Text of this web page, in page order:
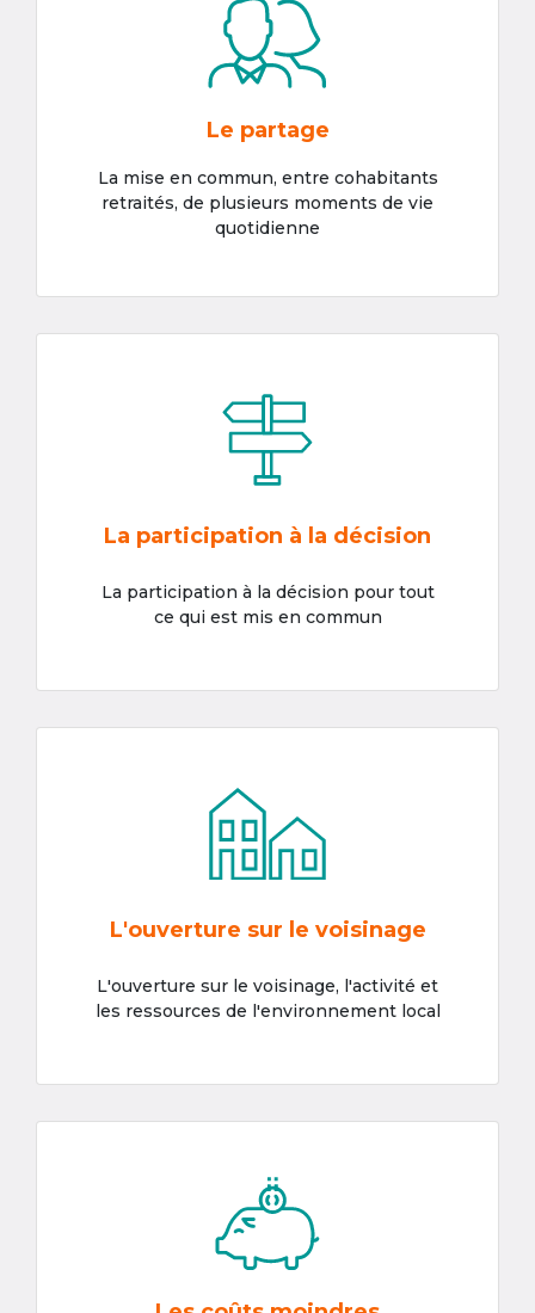
Le partage
La mise en commun, entre cohabitants
retraités, de plusieurs moments de vie
quotidienne
La participation à la décision
La participation à la décision pour tout
ce qui est mis en commun
L'ouverture sur le voisinage
L'ouverture sur le voisinage, l'activité et
les ressources de l'environnement local